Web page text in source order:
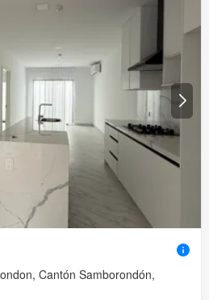
Cantón Samborondón,